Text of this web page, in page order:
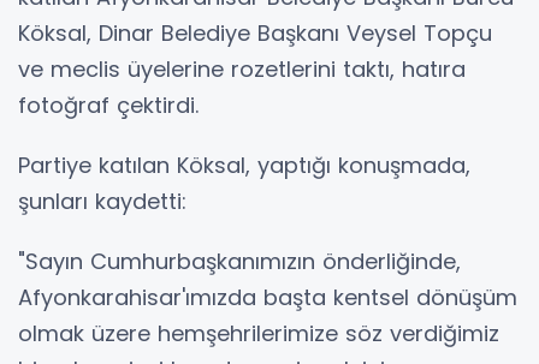
Köksal, Dinar Belediye Başkanı Veysel Topçu
ve meclis üyelerine rozetlerini taktı, hatıra
fotoğraf çektirdi.
Partiye katılan Köksal, yaptığı konuşmada,
şunları kaydetti:
"Sayın Cumhurbaşkanımızın önderliğinde,
Afyonkarahisar'ımızda başta kentsel dönüşüm
olmak üzere hemşehrilerimize söz verdiğimiz